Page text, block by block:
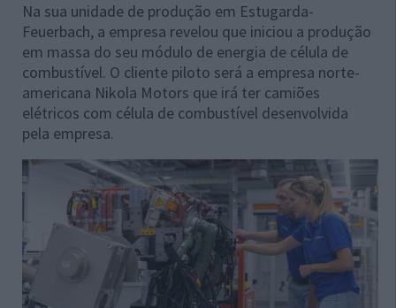
Na sua unidade de produção em Estugarda-
Feuerbach, a empresa revelou que iniciou a produção
em massa do seu módulo de energia de célula de
combustível. O cliente piloto será a empresa norte-
americana Nikola Motors que irá ter camiões
elétricos com célula de combustível desenvolvida
pela empresa.